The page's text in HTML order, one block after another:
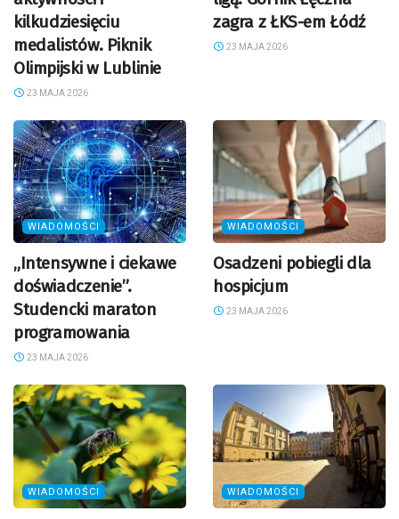
kilkudziesięciu
medalistów. Piknik
Olimpijski w Lublinie
23 MAJA 2026
zagra z ŁKS-em Łódź
23 MAJA 2026
WIADOMOŚCI
„Intensywne i ciekawe
doświadczenie”.
Studencki maraton
programowania
23 MAJA 2026
WIADOMOŚCI
Osadzeni pobiegli dla
hospicjum
23 MAJA 2026
WIADOMOŚCI WIADOMOŚCI